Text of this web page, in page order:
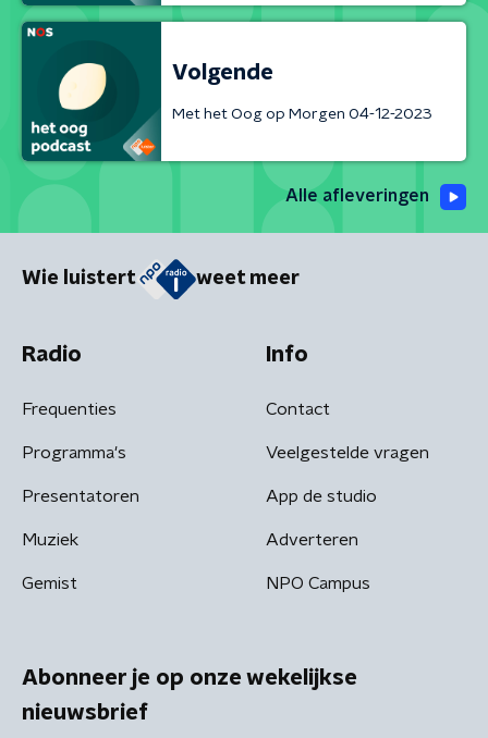
Volgende
Met het Oog op Morgen 04-12-2023
Alle afleveringen
Wie luistert weet meer
Radio
Frequenties
Programma's
Presentatoren
Muziek
Gemist
Info
Contact
Veelgestelde vragen
App de studio
Adverteren
NPO Campus
Abonneer je op onze wekelijkse
nieuwsbrief